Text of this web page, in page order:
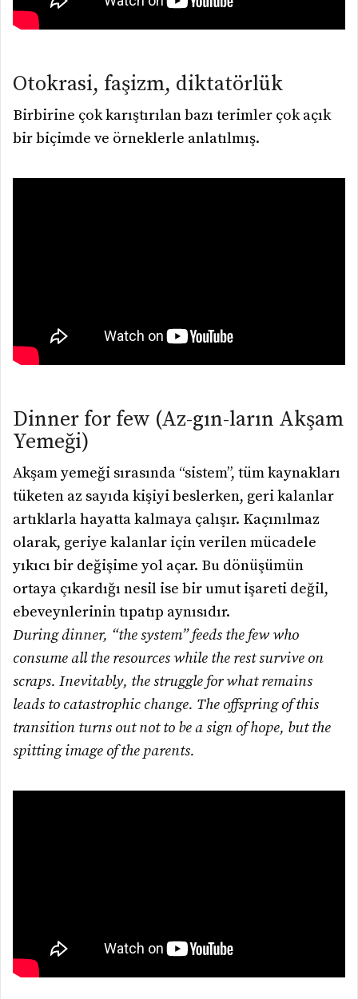
Otokrasi, faşizm, diktatörlük
Birbirine çok karıştırılan bazı terimler çok açık
bir biçimde ve örneklerle anlatılmış.
Dinner for few (Az-gın-ların Akşam
Yemeği)
Akşam yemeği sırasında “sistem”, tüm kaynakları
tüketen az sayıda kişiyi beslerken, geri kalanlar
artıklarla hayatta kalmaya çalışır. Kaçınılmaz
olarak, geriye kalanlar için verilen mücadele
yıkıcı bir değişime yol açar. Bu dönüşümün
ortaya çıkardığı nesil ise bir umut işareti değil,
ebeveynlerinin tıpatıp aynısıdır.
During dinner, “the system” feeds the few who
consume all the resources while the rest survive on
scraps. Inevitably, the struggle for what remains
leads to catastrophic change. The offspring of this
transition turns out not to be a sign of hope, but the
spitting image of the parents.